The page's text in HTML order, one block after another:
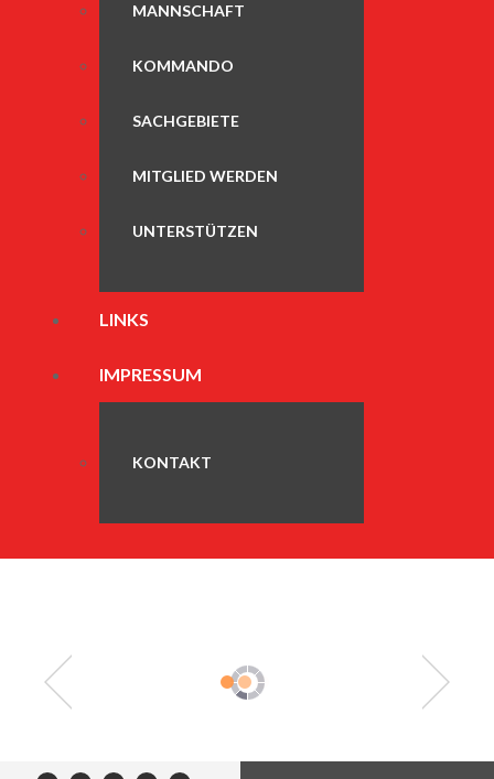
MANNSCHAFT
KOMMANDO
SACHGEBIETE
MITGLIED WERDEN
UNTERSTÜTZEN
LINKS
IMPRESSUM
KONTAKT